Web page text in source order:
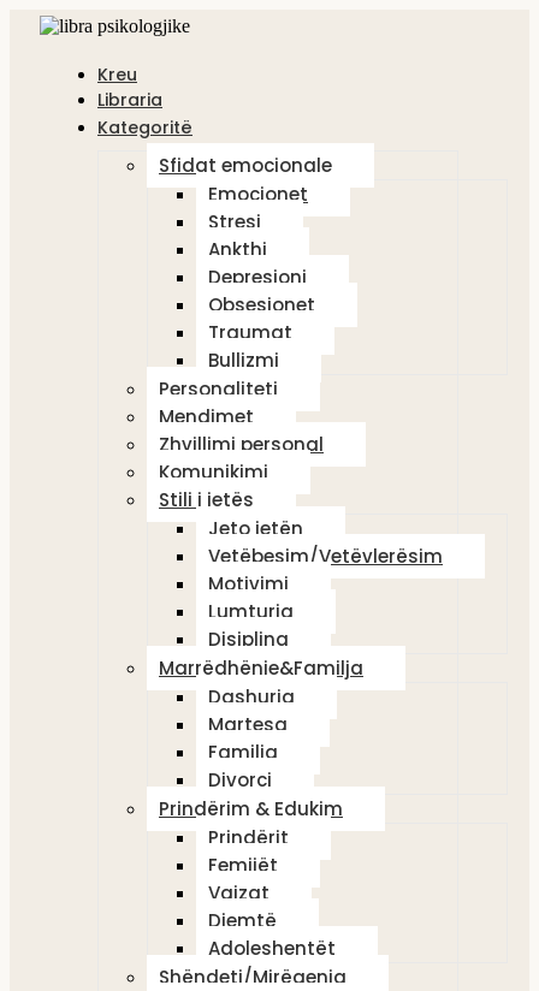
Kreu
Libraria
Kategoritë
Sfidat emocionale
Emocionet
Stresi
Ankthi
Depresioni
Obsesionet
Traumat
Bullizmi
Personaliteti
Mendimet
Zhvillimi personal
Komunikimi
Stili i jetës
Jeto jetën
Vetëbesim/Vetëvlerësim
Motivimi
Lumturia
Disiplina
Marrëdhënie&Familja
Dashuria
Martesa
Familja
Divorci
Prindërim & Edukim
Prindërit
Femijët
Vajzat
Djemtë
Adoleshentët
Shëndeti/Mirëqenia